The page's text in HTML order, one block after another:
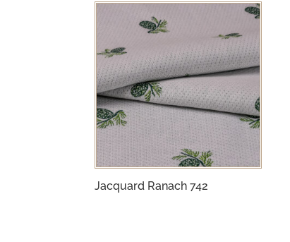
Jacquard Ranach 742